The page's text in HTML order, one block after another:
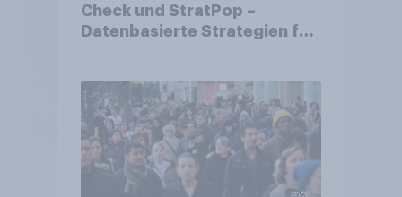
Check und StratPop –
Datenbasierte Strategien für